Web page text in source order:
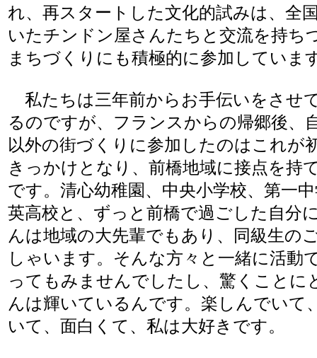
れ、再スタートした文化的試みは、全
いたチンドン屋さんたちと交流を持ち
まちづくりにも積極的に参加していま
私たちは三年前からお手伝いをさせ
るのですが、フランスからの帰郷後、
以外の街づくりに参加したのはこれが
きっかけとなり、前橋地域に接点を持
です。清心幼稚園、中央小学校、第一
英高校と、ずっと前橋で過ごした自分
んは地域の大先輩でもあり、同級生の
しゃいます。そんな方々と一緒に活動
ってもみませんでしたし、驚くことに
んは輝いているんです。楽しんでいて
いて、面白くて、私は大好きです。